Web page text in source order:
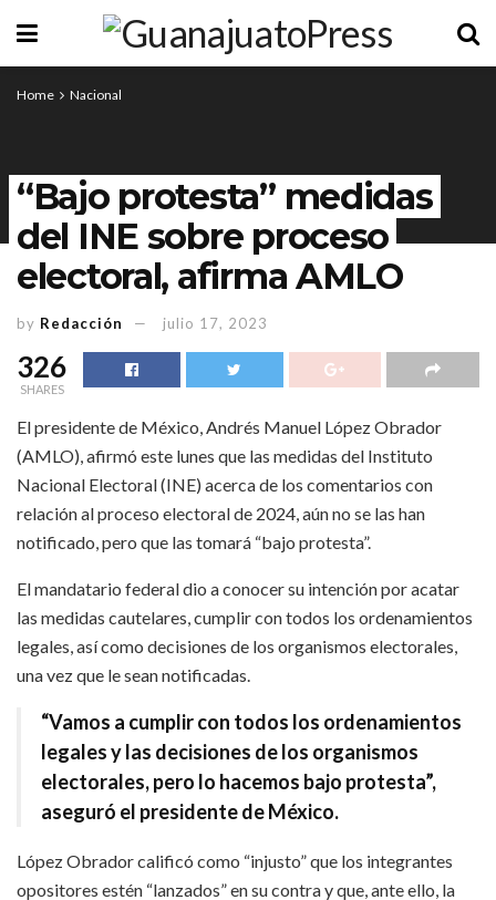
Home Nacional
“Bajo protesta” medidas
del INE sobre proceso
electoral, afirma AMLO
by Redacción julio 17, 2023
326
SHARES
El presidente de México, Andrés Manuel López Obrador
(AMLO), afirmó este lunes que las medidas del Instituto
Nacional Electoral (INE) acerca de los comentarios con
relación al proceso electoral de 2024, aún no se las han
notificado, pero que las tomará “bajo protesta”.
El mandatario federal dio a conocer su intención por acatar
las medidas cautelares, cumplir con todos los ordenamientos
legales, así como decisiones de los organismos electorales,
una vez que le sean notificadas.
“Vamos a cumplir con todos los ordenamientos
legales y las decisiones de los organismos
electorales, pero lo hacemos bajo protesta”,
aseguró el presidente de México.
López Obrador calificó como “injusto” que los integrantes
opositores estén “lanzados” en su contra y que, ante ello, la